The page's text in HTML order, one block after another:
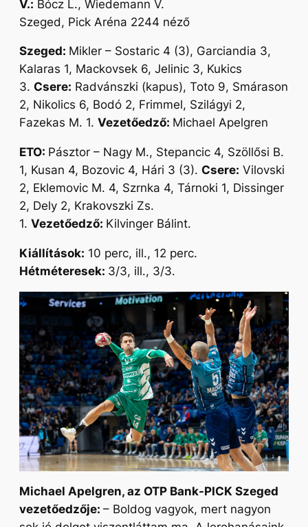
V.: Bócz L., Wiedemann V.
Szeged, Pick Aréna 2244 néző
Szeged: Mikler – Sostaric 4 (3), Garciandia 3,
Kalaras 1, Mackovsek 6, Jelinic 3, Kukics
3. Csere: Radvánszki (kapus), Toto 9, Smárason
2, Nikolics 6, Bodó 2, Frimmel, Szilágyi 2,
Fazekas M. 1. Vezetőedző: Michael Apelgren
ETO: Pásztor – Nagy M., Stepancic 4, Szöllősi B.
1, Kusan 4, Bozovic 4, Hári 3 (3). Csere: Vilovski
2, Eklemovic M. 4, Szrnka 4, Tárnoki 1, Dissinger
2, Dely 2, Krakovszki Zs.
1. Vezetőedző: Kilvinger Bálint.
Kiállítások: 10 perc, ill., 12 perc.
Hétméteresek: 3/3, ill., 3/3.
Michael Apelgren, az OTP Bank-PICK Szeged
vezetőedzője: – Boldog vagyok, mert nagyon